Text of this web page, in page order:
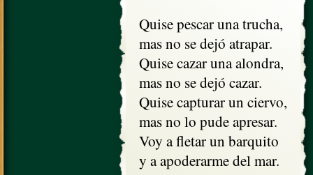
Quise pescar una trucha,
mas no se dejó atrapar.
Quise cazar una alondra,
mas no se dejó cazar.
Quise capturar un ciervo,
mas no lo pude apresar.
Voy a fletar un barquito
y a apoderarme del mar.